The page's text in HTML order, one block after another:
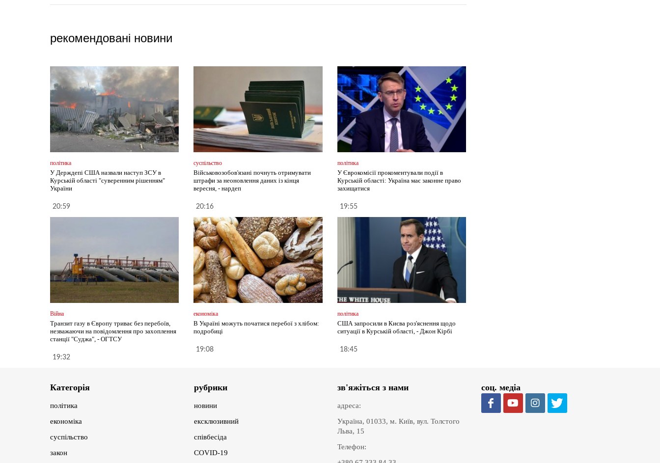
рекомендовані новини
політика
У Держдепі США назвали наступ ЗСУ в
Курській області "суверенним рішенням"
України
20:59
суспільство
Військовозобов'язані почнуть отримувати
штрафи за неоновлення даних із кінця
вересня, - нардеп
20:16
політика
У Єврокомісії прокоментували події в
Курській області: Україна має законне право
захищатися
19:55
Війна
Транзит газу в Європу триває без перебоїв,
незважаючи на повідомлення про захоплення
станції "Суджа", - ОГТСУ
19:32
економіка
В Україні можуть початися перебої з хлібом:
подробиці
19:08
політика
США запросили в Києва роз'яснення щодо
ситуації в Курській області, - Джон Кірбі
18:45
Категорія
політика
економіка
суспільство
закон
рубрики
новини
ексклюзивний
співбесіда
COVID-19
зв'яжіться з нами
адреса:
Україна, 01033, м. Київ, вул. Толстого
Льва, 15
Телефон:
соц. медіа